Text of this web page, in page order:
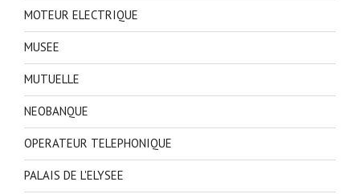
MOTEUR ELECTRIQUE
MUSEE
MUTUELLE
NEOBANQUE
OPERATEUR TELEPHONIQUE
PALAIS DE L'ELYSEE